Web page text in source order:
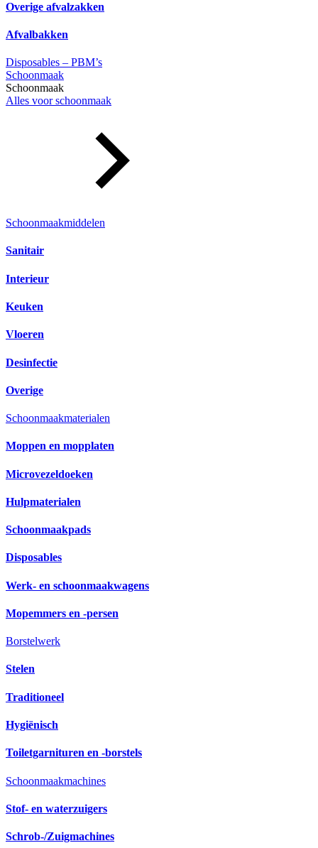
Overige afvalzakken
Afvalbakken
Disposables – PBM’s
Schoonmaak
Schoonmaak
Alles voor schoonmaak
Schoonmaakmiddelen
Sanitair
Interieur
Keuken
Vloeren
Desinfectie
Overige
Schoonmaakmaterialen
Moppen en mopplaten
Microvezeldoeken
Hulpmaterialen
Schoonmaakpads
Disposables
Werk- en schoonmaakwagens
Mopemmers en -persen
Borstelwerk
Stelen
Traditioneel
Hygiënisch
Toiletgarnituren en -borstels
Schoonmaakmachines
Stof- en waterzuigers
Schrob-/Zuigmachines